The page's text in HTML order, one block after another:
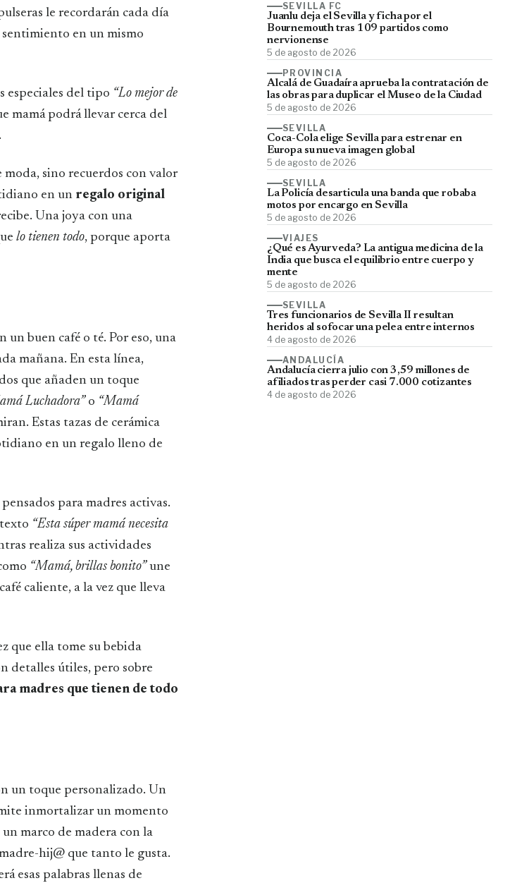
le recordarán cada día
en un mismo
especiales del tipo “Lo mejor de
mamá podrá llevar cerca del
moda, sino recuerdos con valor
en un regalo original
Una joya con una
lo tienen todo, porque aporta
un buen café o té. Por eso, una
mañana. En esta línea,
que añaden un toque
Luchadora”o “Mamá
Estas tazas de cerámica
en un regalo lleno de
pensados para madres activas.
“Esta súper mamá necesita
realiza sus actividades
“Mamá, brillas bonito”une
caliente, a la vez que lleva
que ella tome su bebida
detalles útiles, pero sobre
madres que tienen de todo
un toque personalizado. Un
inmortalizar un momento
marco de madera con la
hij@ que tanto le gusta.
esas palabras llenas de
SEVILLA FC
Juanlu deja el Sevilla y ficha por el
Bournemouth tras 109 partidos como
nervionense
5 de agosto de 2026
PROVINCIA
Alcalá de Guadaíra aprueba la contratación de
las obras para duplicar el Museo de la Ciudad
5 de agosto de 2026
SEVILLA
Coca-Cola elige Sevilla para estrenar en
Europa su nueva imagen global
5 de agosto de 2026
SEVILLA
La Policía desarticula una banda que robaba
motos por encargo en Sevilla
5 de agosto de 2026
VIAJES
¿Qué es Ayurveda? La antigua medicina de la
India que busca el equilibrio entre cuerpo y
mente
5 de agosto de 2026
SEVILLA
Tres funcionarios de Sevilla II resultan
heridos al sofocar una pelea entre internos
4 de agosto de 2026
ANDALUCÍA
Andalucía cierra julio con 3,59 millones de
afiliados tras perder casi 7.000 cotizantes
4 de agosto de 2026